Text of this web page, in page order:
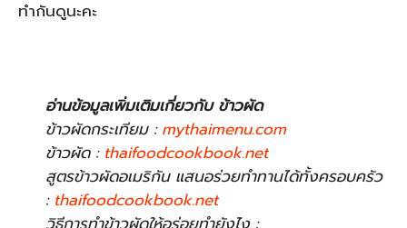
ทำกันดูนะคะ
อ่านข้อมูลเพิ่มเติมเกี่ยวกับ ข้าวผัด
ข้าวผัดกระเทียม :mythaimenu.com
ข้าวผัด : thaifoodcookbook.net
สูตรข้าวผัดอเมริกัน แสนอร่วยทำทานได้ทั้งครอบครัว
: thaifoodcookbook.net